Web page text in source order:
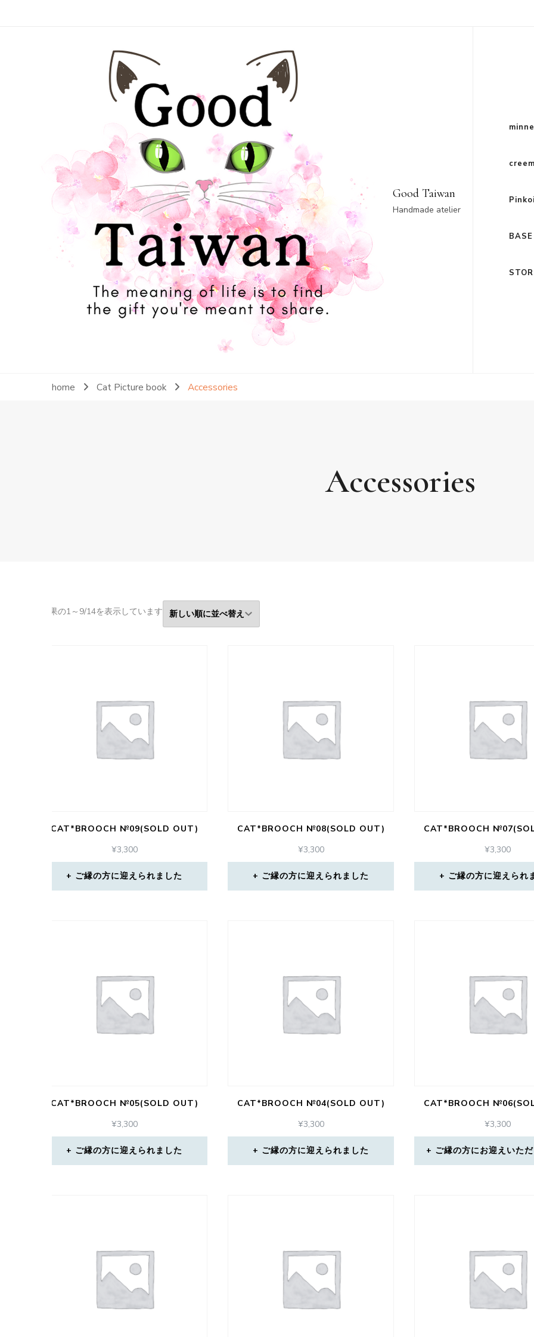
Good Taiwan
Handmade atelier
minne
BASE
home Cat Picture book Accessories
Accessories
結果の1～9/14を表示しています 新
し
CAT*BROOCH №09(SOLD OUT)
¥3,300
ご縁の方に迎えられました
CAT*BROOCH №08(SOLD OUT)
¥3,300
ご縁の方に迎えられました
CAT*BROOCH
¥3,300
ご縁の方に迎えられ
CAT*BROOCH №05(SOLD OUT)
¥3,300
ご縁の方に迎えられました
CAT*BROOCH №04(SOLD OUT)
¥3,300
ご縁の方に迎えられました
CAT*BROOCH
¥3,300
ご縁の方にお迎えいた